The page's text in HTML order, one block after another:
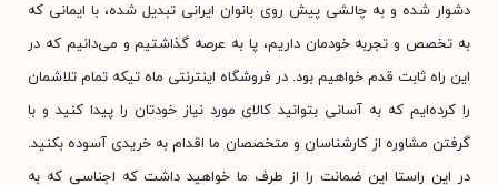
دشوار شده و به چالشی پیش روی بانوان ایرانی تبدیل شده، با ایمانی که
به تخصص و تجربه خودمان داریم، پا به عرصه گذاشتیم و می‌دانیم که در
این راه ثابت قدم خواهیم بود. در فروشگاه اینترنتی ماه تیکه تمام تلاشمان
را کرده‌ایم که به آسانی بتوانید کالای مورد نیاز خودتان را پیدا کنید و با
گرفتن مشاوره از کارشناسان و متخصصان ما اقدام به خریدی آسوده بکنید.
در این راستا این ضمانت را از طرف ما خواهید داشت که اجناسی که به